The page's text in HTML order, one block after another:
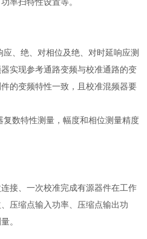
、绝、对相位及绝、对时延响应测
实现参考通路变频与校准通路的变
的变频特性一致，且校准混频器要
数特性测量，幅度和相位测量精度
接、一次校准完成有源器件在工作
压缩点输入功率、压缩点输出功
。